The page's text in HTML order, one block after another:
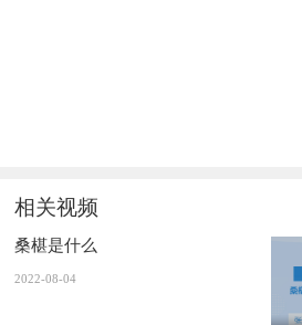
相关视频
桑椹是什么
2022-08-04